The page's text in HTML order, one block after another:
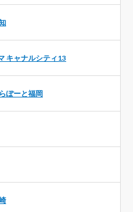
キャナルシティ13
ぽーと福岡